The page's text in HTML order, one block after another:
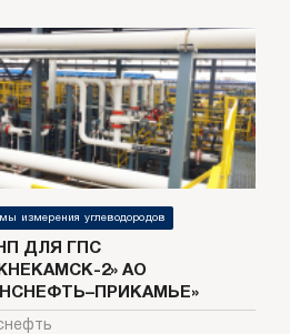
измерения углеводородов
ДЛЯ ГПС
2» АО